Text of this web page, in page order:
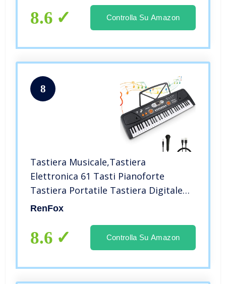
8.6 Controlla Su Amazon
8
Tastiera Musicale,Tastiera
Elettronica 61 Tasti Pianoforte
Tastiera Portatile Tastiera Digitale
Piano Keyboard con Leggio e
Bambino Giocattolo Educativo Regalo
RenFox
8.6 Controlla Su Amazon